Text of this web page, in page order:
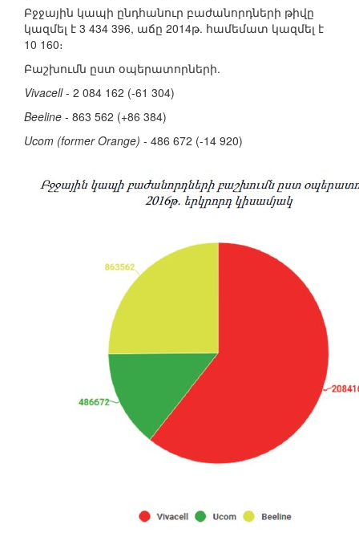
Բջջային կապի ընդհանուր բաժանորդների թիվը
կազմել է 3 434 396, աճը 2014թ. համեմատ կազմել է
10 160։
Բաշխումն ըստ օպերատորների.
Vivacell- 2 084 162 (-61 304)
Beeline - 863 562 (+86 384)
Ucom (former Orange) - 486 672 (-14 920)